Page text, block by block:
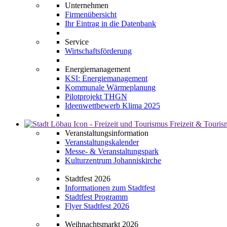
Unternehmen
Firmenübersicht
Ihr Eintrag in die Datenbank
Service
Wirtschaftsförderung
Energiemanagement
KSI: Energiemanagement
Kommunale Wärmeplanung
Pilotprojekt THGN
Ideenwettbewerb Klima 2025
Freizeit &
Veranstaltungsinformation
Veranstaltungskalender
Messe- & Veranstaltungspark
Kulturzentrum Johanniskirche
Stadtfest 2026
Informationen zum Stadtfest
Stadtfest Programm
Flyer Stadtfest 2026
Weihnachtsmarkt 2026